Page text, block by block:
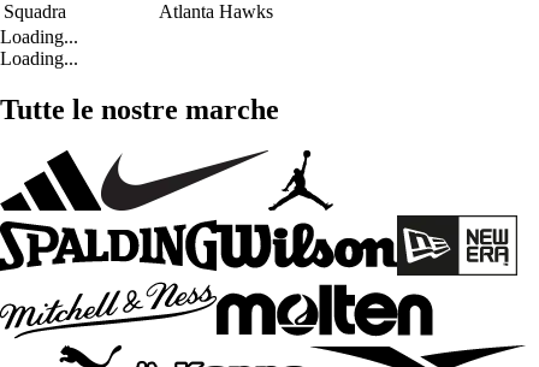
Squadra
Atlanta Hawks
Loading...
Loading...
Tutte le nostre marche